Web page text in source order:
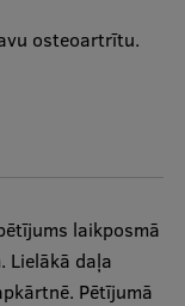
osteoartrītu.
laikposmā
Lielākā daļa
Pētījumā